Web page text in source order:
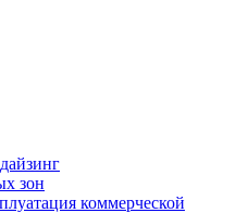
зон
коммерческой